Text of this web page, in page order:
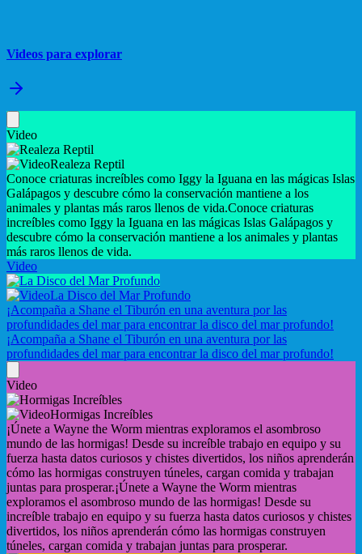
Videos para explorar
Video
Realeza Reptil
Conoce criaturas increíbles como Iggy la Iguana en las mágicas Islas
Galápagos y descubre cómo la conservación mantiene a los
animales y plantas más raros llenos de vida.Conoce criaturas
increíbles como Iggy la Iguana en las mágicas Islas Galápagos y
descubre cómo la conservación mantiene a los animales y plantas
más raros llenos de vida.
Video
La Disco del Mar Profundo
¡Acompaña a Shane el Tiburón en una aventura por las
profundidades del mar para encontrar la disco del mar profundo!
¡Acompaña a Shane el Tiburón en una aventura por las
profundidades del mar para encontrar la disco del mar profundo!
Video
Hormigas Increíbles
¡Únete a Wayne the Worm mientras exploramos el asombroso
mundo de las hormigas! Desde su increíble trabajo en equipo y su
fuerza hasta datos curiosos y chistes divertidos, los niños aprenderán
cómo las hormigas construyen túneles, cargan comida y trabajan
juntas para prosperar.¡Únete a Wayne the Worm mientras
exploramos el asombroso mundo de las hormigas! Desde su
increíble trabajo en equipo y su fuerza hasta datos curiosos y chistes
divertidos, los niños aprenderán cómo las hormigas construyen
túneles, cargan comida y trabajan juntas para prosperar.